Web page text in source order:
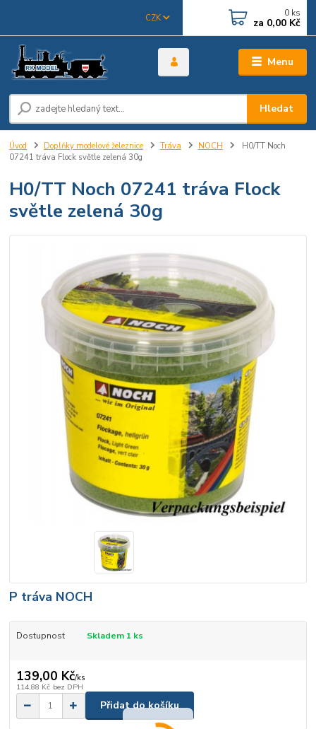
Menu
CZK
Hledat
0 ks
za 0,00 Kč
Úvod Doplňky modelové železnice Tráva NOCH
H0/TT Noch
07241 tráva Flock světle zelená 30g
H0/TT Noch 07241 tráva Flock
světle zelená 30g
P tráva NOCH
Dostupnost Skladem 1 ks
139,00 Kč/ks
114,88 Kč bez DPH
Přidat do košíku